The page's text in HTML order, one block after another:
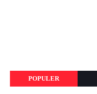
POPULER